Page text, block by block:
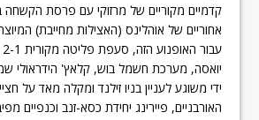
קדמיים מקוריים של מרזוקי עם פרסת הקשחה
אחוריים של אוהלינס (האצילות מחייבת)
יואסה, מערכת חשמל בוש, קלאץ' הידראולי
ידי משוגע לעניין בניו זילנד ומקלה מאד על
האורבניים, פיירינג יחידת כסא-זנב וכנפיים